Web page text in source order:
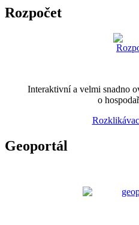
Rozpočet
Interaktivní a velmi snadno
o
Geoportál